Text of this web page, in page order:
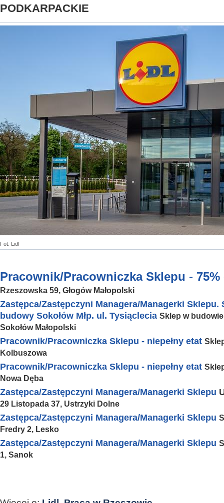
PODKARPACKIE
Fot. Lidl
Pracownik/Pracowniczka Sklepu - 75%
Rzeszowska 59, Głogów Małopolski
Zastępca/Zastępczyni Managera/Managerki Sklepu.
budowy Sokołów Młp. ul. Tysiąclecia Sklep w
Sokołów Małopolski
Pracownik/Pracowniczka Sklepu - niepełny etat
Kolbuszowa
Pracownik/Pracowniczka Sklepu - niepełny etat
Nowa Dęba
Zastępca/Zastępczyni Managera/Managerki Sklepu
29 Listopada 37, Ustrzyki Dolne
Zastępca/Zastępczyni Managera/Managerki Sklepu
Fredry 2, Lesko
Zastępca/Zastępczyni Managera/Managerki Sklepu
1, Sanok